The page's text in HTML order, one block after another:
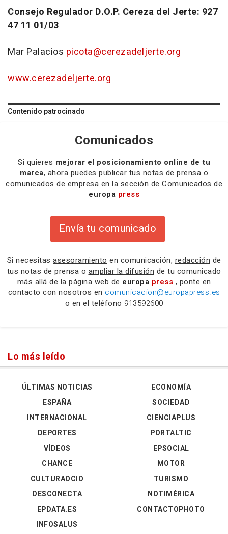
Consejo Regulador D.O.P. Cereza del Jerte: 927
47 11 01/03
Mar Palacios picota@cerezadeljerte.org
www.cerezadeljerte.org
Contenido patrocinado
Comunicados
Si quieres mejorar el posicionamiento online de tu
marca, ahora puedes publicar tus notas de prensa o
comunicados de empresa en la sección de Comunicados de
europa press
Envía tu comunicado
Si necesitas asesoramiento en comunicación, redacción de
tus notas de prensa o ampliar la difusión de tu comunicado
más allá de la página web de europa press , ponte en
contacto con nosotros en comunicacion@europapress.es
o en el teléfono 913592600
Lo más leído
ÚLTIMAS NOTICIAS
ESPAÑA
INTERNACIONAL
DEPORTES
VÍDEOS
ECONOMÍA
SOCIEDAD
CIENCIAPLUS
PORTALTIC
EPSOCIAL
CHANCE
CULTURAOCIO
DESCONECTA
EPDATA.ES
INFOSALUS
MOTOR
TURISMO
NOTIMÉRICA
CONTACTOPHOTO